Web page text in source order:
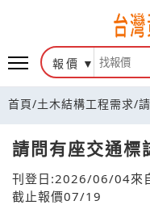
報價
首頁/土木結構工程需求/
請問有座交通標
刊登日:2026/06/04來
截止報價07/19